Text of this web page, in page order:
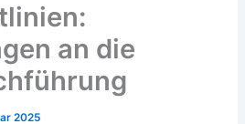
an die
2025